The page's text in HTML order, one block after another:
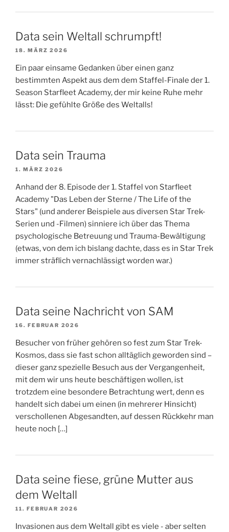
Data sein Weltall schrumpft!
18. MÄRZ 2026
Ein paar einsame Gedanken über einen ganz
bestimmten Aspekt aus dem dem Staffel-Finale der 1.
Season Starfleet Academy, der mir keine Ruhe mehr
lässt: Die gefühlte Größe des Weltalls!
Data sein Trauma
1. MÄRZ 2026
Anhand der 8. Episode der 1. Staffel von Starfleet
Academy "Das Leben der Sterne / The Life of the
Stars" (und anderer Beispiele aus diversen Star Trek-
Serien und -Filmen) sinniere ich über das Thema
psychologische Betreuung und Trauma-Bewältigung
(etwas, von dem ich bislang dachte, dass es in Star Trek
immer sträflich vernachlässigt worden war.)
Data seine Nachricht von SAM
16. FEBRUAR 2026
Besucher von früher gehören so fest zum Star Trek-
Kosmos, dass sie fast schon alltäglich geworden sind –
dieser ganz spezielle Besuch aus der Vergangenheit,
mit dem wir uns heute beschäftigen wollen, ist
trotzdem eine besondere Betrachtung wert, denn es
handelt sich dabei um einen (in mehrerer Hinsicht)
verschollenen Abgesandten, auf dessen Rückkehr man
heute noch […]
Data seine fiese, grüne Mutter aus
dem Weltall
11. FEBRUAR 2026
Invasionen aus dem Weltall gibt es viele - aber selten